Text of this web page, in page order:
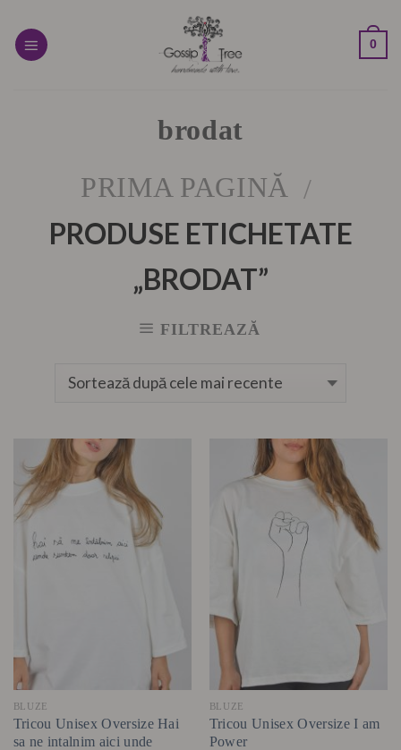
content
0
brodat
PRIMA PAGINĂ /
PRODUSE ETICHETATE
„BRODAT”
FILTREAZĂ
BLUZE
Tricou Unisex Oversize Hai
sa ne intalnim aici unde
BLUZE
Tricou Unisex Oversize I am
Power